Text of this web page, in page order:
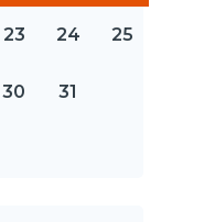
23 24 25
30 31